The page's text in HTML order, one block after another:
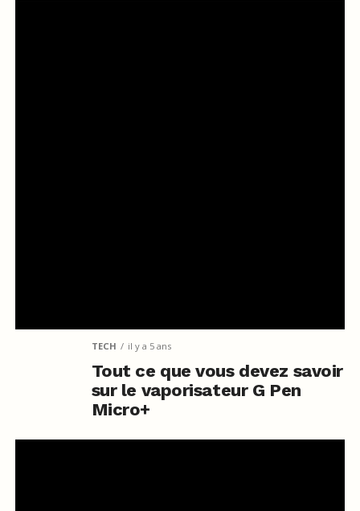
TECH il y a 5 ans
Tout ce que vous devez savoir
sur le vaporisateur G Pen
Micro+